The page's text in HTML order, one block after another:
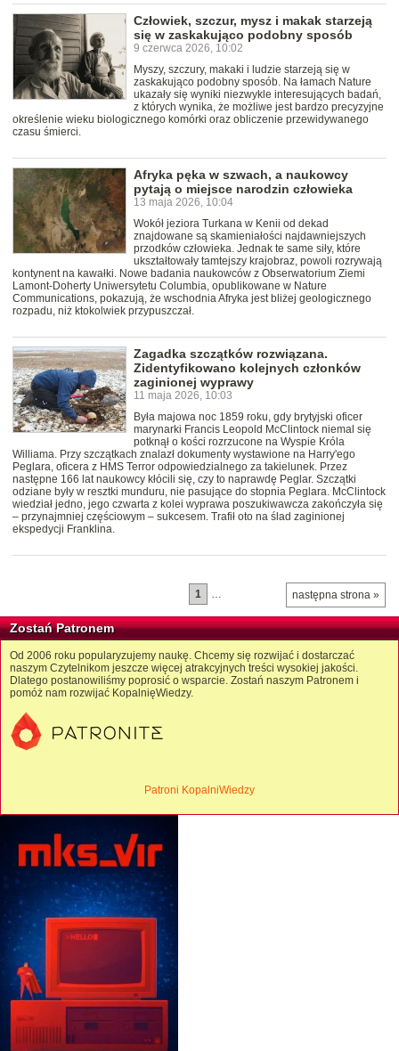
Człowiek, szczur, mysz i makak starzeją
się w zaskakująco podobny sposób
9 czerwca 2026, 10:02
Myszy, szczury, makaki i ludzie starzeją się w
zaskakująco podobny sposób. Na łamach Nature
ukazały się wyniki niezwykle interesujących badań,
z których wynika, że możliwe jest bardzo precyzyjne
określenie wieku biologicznego komórki oraz obliczenie przewidywanego
czasu śmierci.
Afryka pęka w szwach, a naukowcy
pytają o miejsce narodzin człowieka
13 maja 2026, 10:04
Wokół jeziora Turkana w Kenii od dekad
znajdowane są skamieniałości najdawniejszych
przodków człowieka. Jednak te same siły, które
ukształtowały tamtejszy krajobraz, powoli rozrywają
kontynent na kawałki. Nowe badania naukowców z Obserwatorium Ziemi
Lamont-Doherty Uniwersytetu Columbia, opublikowane w Nature
Communications, pokazują, że wschodnia Afryka jest bliżej geologicznego
rozpadu, niż ktokolwiek przypuszczał.
Zagadka szczątków rozwiązana.
Zidentyfikowano kolejnych członków
zaginionej wyprawy
11 maja 2026, 10:03
Była majowa noc 1859 roku, gdy brytyjski oficer
marynarki Francis Leopold McClintock niemal się
potknął o kości rozrzucone na Wyspie Króla
Williama. Przy szczątkach znalazł dokumenty wystawione na Harry'ego
Peglara, oficera z HMS Terror odpowiedzialnego za takielunek. Przez
następne 166 lat naukowcy kłócili się, czy to naprawdę Peglar. Szczątki
odziane były w resztki munduru, nie pasujące do stopnia Peglara. McClintock
wiedział jedno, jego czwarta z kolei wyprawa poszukiwawcza zakończyła się
– przynajmniej częściowym – sukcesem. Trafił oto na ślad zaginionej
ekspedycji Franklina.
następna strona »
1 …
Zostań Patronem
Od 2006 roku popularyzujemy naukę. Chcemy się rozwijać i dostarczać
naszym Czytelnikom jeszcze więcej atrakcyjnych treści wysokiej jakości.
Dlatego postanowiliśmy poprosić o wsparcie. Zostań naszym Patronem i
pomóż nam rozwijać KopalnięWiedzy.
Patroni KopalniWiedzy